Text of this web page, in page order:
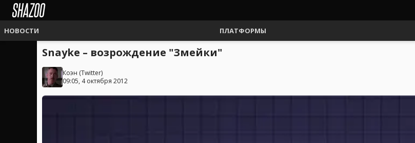
НОВОСТИ ПЛАТФОРМЫ
Snayke – возрождение "Змейки"
Коэн (Twitter)
09:05, 4 октября 2012